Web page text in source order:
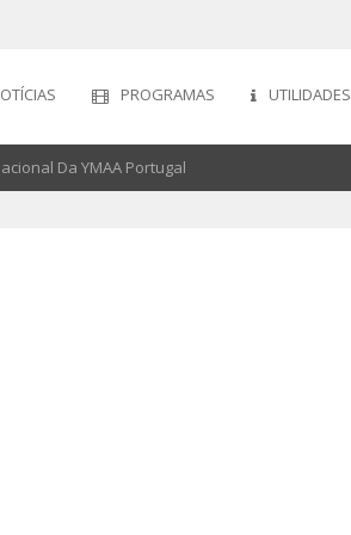
PROGRAMAS UTILIDADES
Da YMAA Portugal